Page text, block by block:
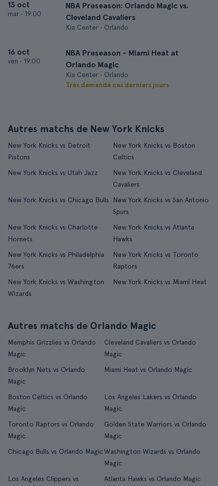
13 oct
mar • 19:00
NBA Preseason: Orlando Magic vs.
Cleveland Cavaliers
Kia Center • Orlando
16 oct
ven • 19:00
NBA Preseason - Miami Heat at
Orlando Magic
Kia Center • Orlando
Très demandé ces derniers jours
Autres matchs de New York Knicks
New York Knicks vs Detroit
Pistons
New York Knicks vs Boston
Celtics
New York Knicks vs Utah Jazz
New York Knicks vs Cleveland
Cavaliers
New York Knicks vs Chicago Bulls
New York Knicks vs San Antonio
Spurs
New York Knicks vs Charlotte
Hornets
New York Knicks vs Atlanta
Hawks
New York Knicks vs Philadelphia
76ers
New York Knicks vs Toronto
Raptors
New York Knicks vs Washington
Wizards
New York Knicks vs Miami Heat
Autres matchs de Orlando Magic
Memphis Grizzlies vs Orlando
Magic
Cleveland Cavaliers vs Orlando
Magic
Brooklyn Nets vs Orlando
Magic
Miami Heat vs Orlando Magic
Boston Celtics vs Orlando
Magic
Los Angeles Lakers vs Orlando
Magic
Toronto Raptors vs Orlando
Magic
Golden State Warriors vs Orlando
Magic
Chicago Bulls vs Orlando MagicWashington Wizards vs Orlando
Magic
Los Angeles Clippers vs
Atlanta Hawks vs Orlando Magic